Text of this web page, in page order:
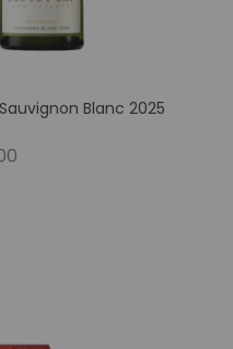
Blanc 2025